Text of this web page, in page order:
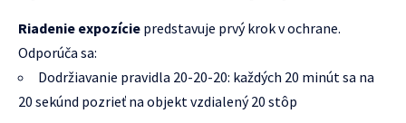
Riadenie expozície predstavuje prvý krok v ochrane.
Odporúča sa:
Dodržiavanie pravidla 20-20-20: každých 20 minút sa na
20 sekúnd pozrieť na objekt vzdialený 20 stôp